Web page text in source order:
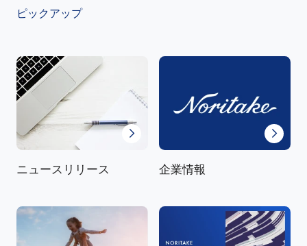
ピックアップ
ニュースリリース 企業情報